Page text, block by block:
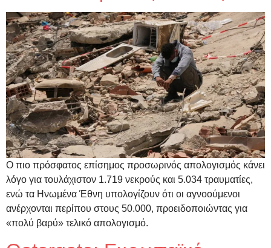
Ο πιο πρόσφατος επίσημος προσωρινός απολογισμός κάνει
λόγο για τουλάχιστον 1.719 νεκρούς και 5.034 τραυματίες,
ενώ τα Ηνωμένα Έθνη υπολογίζουν ότι οι αγνοούμενοι
ανέρχονται περίπου στους 50.000, προειδοποιώντας για
«πολύ βαρύ» τελικό απολογισμό.